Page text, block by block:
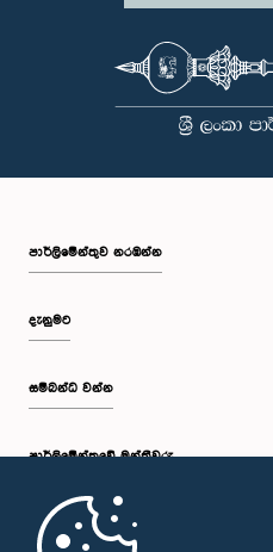
පාර්ලි‌මේන්තුව නරඹන්න
දැනුමට
සම්බන්ධ වන්න
පාර්ලි‌මේන්තුවේ මන්ත්‍රීවරු
මුල් පිටුව